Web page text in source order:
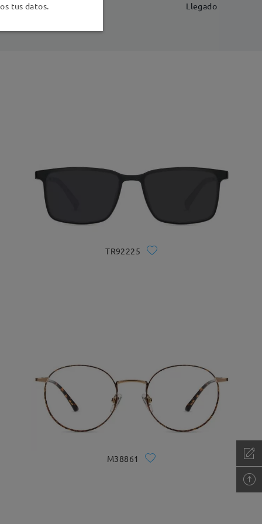
Llegado
TR92225
M38861
tus datos.